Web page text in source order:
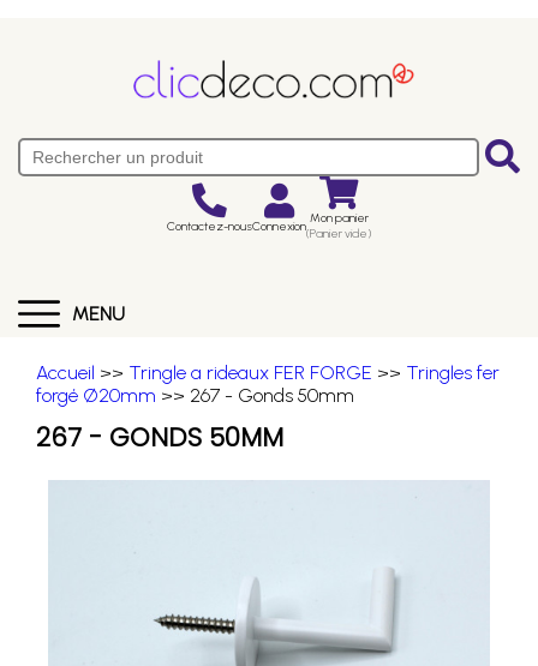
Contactez-nousConnexion Mon panier
(Panier vide)
MENU
Accueil >> Tringle a rideaux FER FORGE >> Tringles fer
forgé Ø20mm >> 267 - Gonds 50mm
267 - GONDS 50MM